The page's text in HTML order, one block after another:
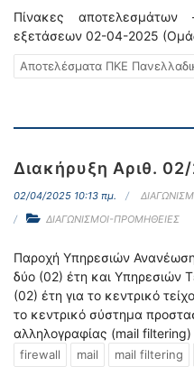
Πίνακες αποτελεσμάτων
εξετάσεων 02-04-2025
Αποτελέσματα ΠΚΕ
Διακήρυξη Αριθ.
02/04/2025 10:13 πμ.
ΔΙΑΓΩΝΙΣΜΟΙ-ΠΡΟΜΗΘΕΙΕΣ
Παροχή Υπηρεσιών
δύο (02) έτη και Υπηρεσιών
(02) έτη για το κεντρικό
το κεντρικό σύστημα
αλληλογραφίας (mail
firewall mail mail filtering